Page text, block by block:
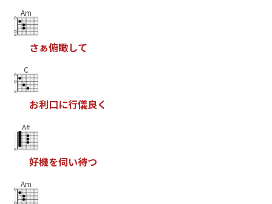
Am
さぁ俯瞰して
C
お利口に行儀良く
A#
好機を伺い待つ
Am